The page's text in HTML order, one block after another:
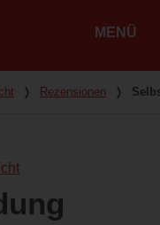
MENÜ
❭ Rezensionen ❭